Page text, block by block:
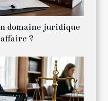
domaine juridique
?